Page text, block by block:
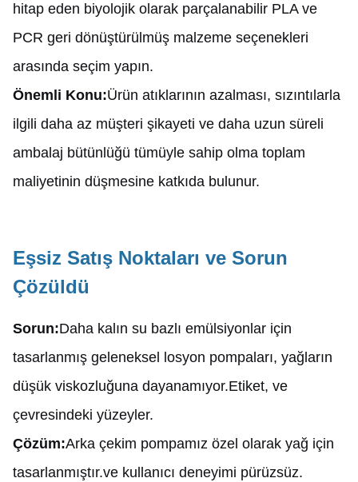
hitap eden biyolojik olarak parçalanabilir PLA ve
PCR geri dönüştürülmüş malzeme seçenekleri
arasında seçim yapın.
Önemli Konu:Ürün atıklarının azalması, sızıntılarla
ilgili daha az müşteri şikayeti ve daha uzun süreli
ambalaj bütünlüğü tümüyle sahip olma toplam
maliyetinin düşmesine katkıda bulunur.
Eşsiz Satış Noktaları ve Sorun
Çözüldü
Sorun:Daha kalın su bazlı emülsiyonlar için
tasarlanmış geleneksel losyon pompaları, yağların
düşük viskozluğuna dayanamıyor.Etiket, ve
çevresindeki yüzeyler.
Çözüm:Arka çekim pompamız özel olarak yağ için
tasarlanmıştır.ve kullanıcı deneyimi pürüzsüz.